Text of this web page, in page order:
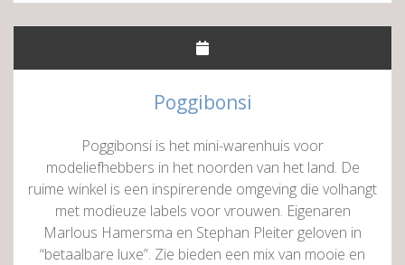
Poggibonsi
Poggibonsi is het mini-warenhuis voor
modeliefhebbers in het noorden van het land. De
ruime winkel is een inspirerende omgeving die volhangt
met modieuze labels voor vrouwen. Eigenaren
Marlous Hamersma en Stephan Pleiter geloven in
“betaalbare luxe”. Zie bieden een mix van mooie en